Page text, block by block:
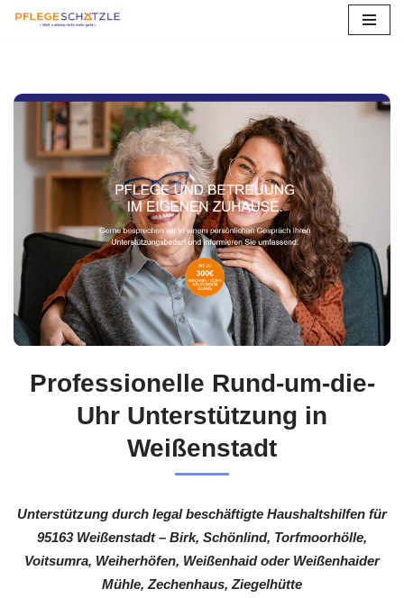
springen
Professionelle Rund-um-die-
Uhr Unterstützung in
Weißenstadt
Unterstützung durch legal beschäftigte Haushaltshilfen für
95163 Weißenstadt – Birk, Schönlind, Torfmoorhölle,
Voitsumra, Weiherhöfen, Weißenhaid oder Weißenhaider
Mühle, Zechenhaus, Ziegelhütte